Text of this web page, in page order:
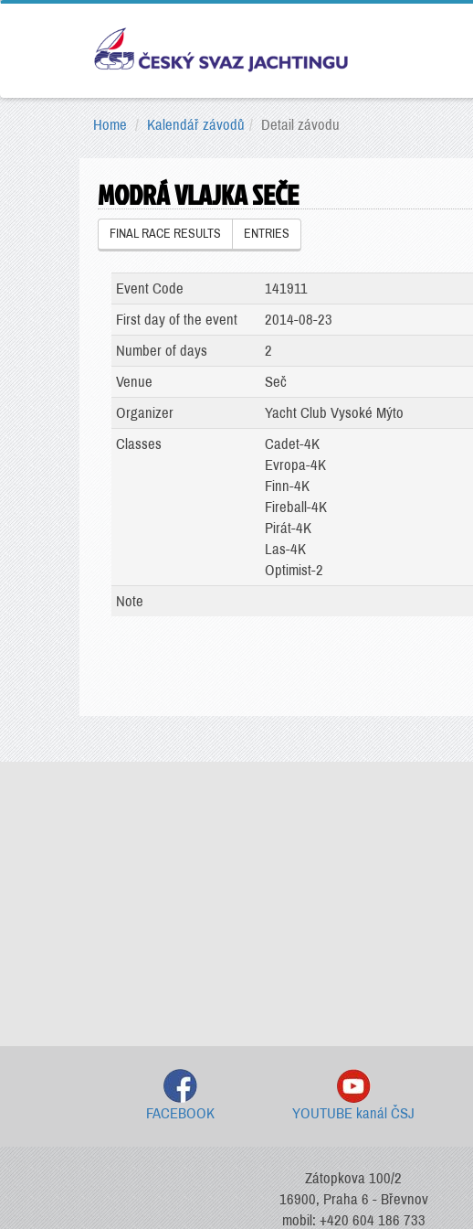
Home Kalendář závodů Detail závodu
MODRÁ VLAJKA SEČE
FINAL RACE RESULTS ENTRIES
Event Code
141911
First day of the event
2014-08-23
Number of days
2
Venue
Seč
Organizer
Yacht Club Vysoké Mýto
Classes
Cadet-4K
Evropa-4K
Finn-4K
Fireball-4K
Pirát-4K
Las-4K
Optimist-2
Note
FACEBOOK YOUTUBE kanál ČSJ
Zátopkova 100/2
16900, Praha 6 - Břevnov
mobil: +420 604 186 733